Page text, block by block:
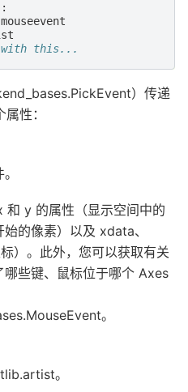
mouseevent
with this...
）传递
性：
和 y 的属性（显示空间中的
的像素）以及 xdata、
）。此外，您可以获取有关
些键、鼠标位于哪个 Axes
。
。